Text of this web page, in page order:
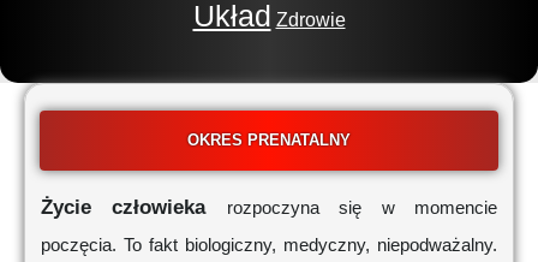
Układ Zdrowie
OKRES PRENATALNY
Życie człowieka rozpoczyna się w momencie
poczęcia. To fakt biologiczny, medyczny, niepodważalny.